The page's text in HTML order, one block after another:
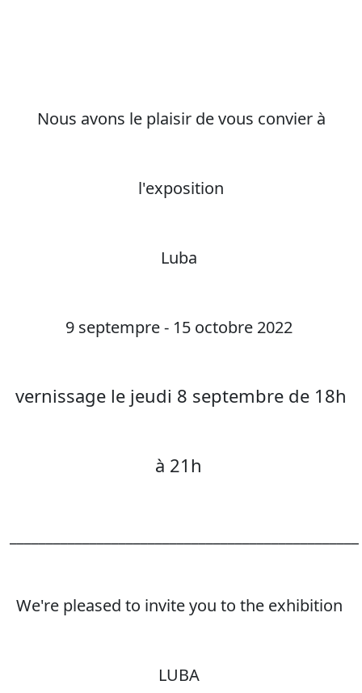
Nous avons le plaisir de vous convier à
l'exposition
Luba
9 septempre - 15 octobre 2022
vernissage le jeudi 8 septembre de 18h
à 21h
We're pleased to invite you to the exhibition
LUBA